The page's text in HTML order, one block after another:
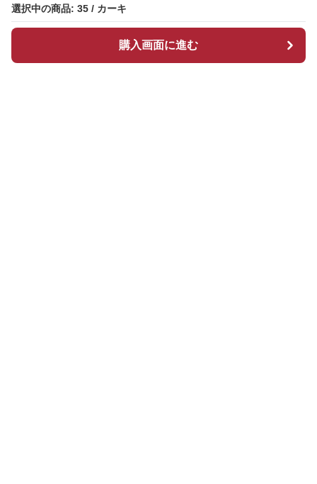
選択中の商品: 35 / カーキ
購入画面に進む
選択中の商品: 35 / カーキ
購入画面に進む